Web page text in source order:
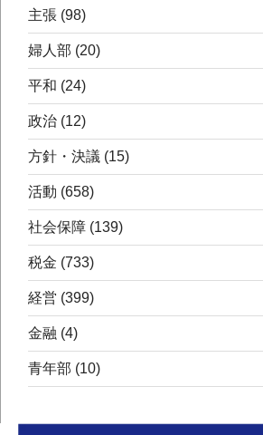
主張 (98)
婦人部 (20)
平和 (24)
政治 (12)
方針・決議 (15)
活動 (658)
社会保障 (139)
税金 (733)
経営 (399)
金融 (4)
青年部 (10)